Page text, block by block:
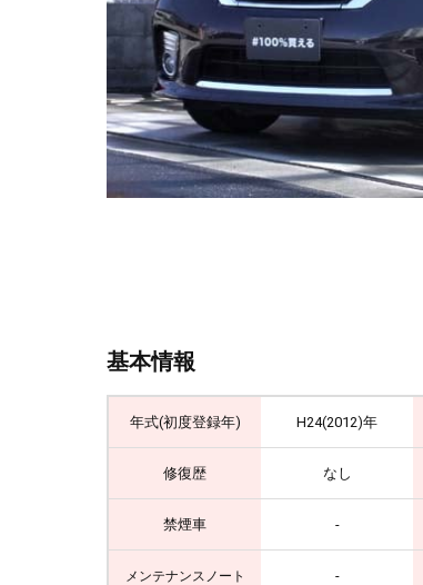
基本情報
年式(初度登録年) H24(2012)年
修復歴 なし
禁煙車 -
メンテナンスノート -